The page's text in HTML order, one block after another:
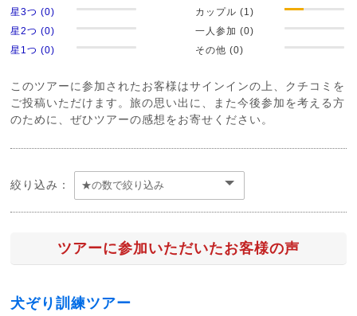
星3つ (0)
星2つ (0)
星1つ (0)
カップル (1)
一人参加 (0)
その他 (0)
このツアーに参加されたお客様はサインインの上、クチコミを
ご投稿いただけます。旅の思い出に、また今後参加を考える方
のために、ぜひツアーの感想をお寄せください。
絞り込み：
ツアーに参加いただいたお客様の声
犬ぞり訓練ツアー